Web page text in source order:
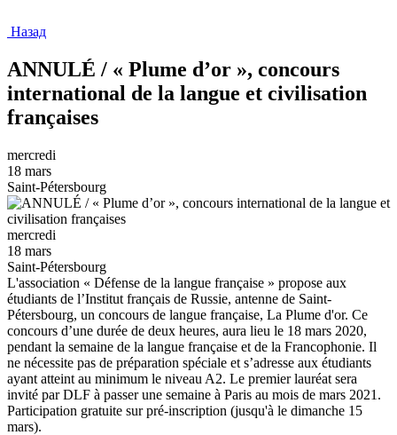
Назад
ANNULÉ / « Plume d’or », concours
international de la langue et civilisation
françaises
mercredi
18 mars
Saint-Pétersbourg
mercredi
18 mars
Saint-Pétersbourg
L'association « Défense de la langue française » propose aux
étudiants de l’Institut français de Russie, antenne de Saint-
Pétersbourg, un concours de langue française, La Plume d'or. Ce
concours d’une durée de deux heures, aura lieu le 18 mars 2020,
pendant la semaine de la langue française et de la Francophonie. Il
ne nécessite pas de préparation spéciale et s’adresse aux étudiants
ayant atteint au minimum le niveau A2. Le premier lauréat sera
invité par DLF à passer une semaine à Paris au mois de mars 2021.
Participation gratuite sur pré-inscription (jusqu'à le dimanche 15
mars).